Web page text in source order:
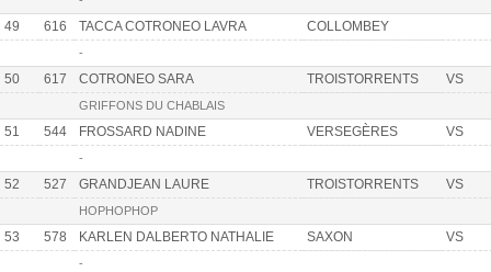
49 616 TACCA COTRONEO LAVRA COLLOMBEY
-
50 617 COTRONEO SARA TROISTORRENTS VS
GRIFFONS DU CHABLAIS
51 544 FROSSARD NADINE VERSEGÈRES VS
-
52 527 GRANDJEAN LAURE TROISTORRENTS VS
HOPHOPHOP
53 578 KARLEN DALBERTO NATHALIE SAXON VS
-